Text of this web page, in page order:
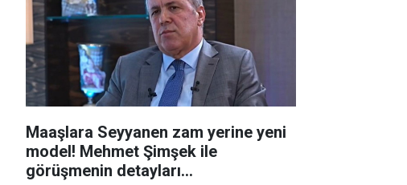
Maaşlara Seyyanen zam yerine yeni
model! Mehmet Şimşek ile
görüşmenin detayları...